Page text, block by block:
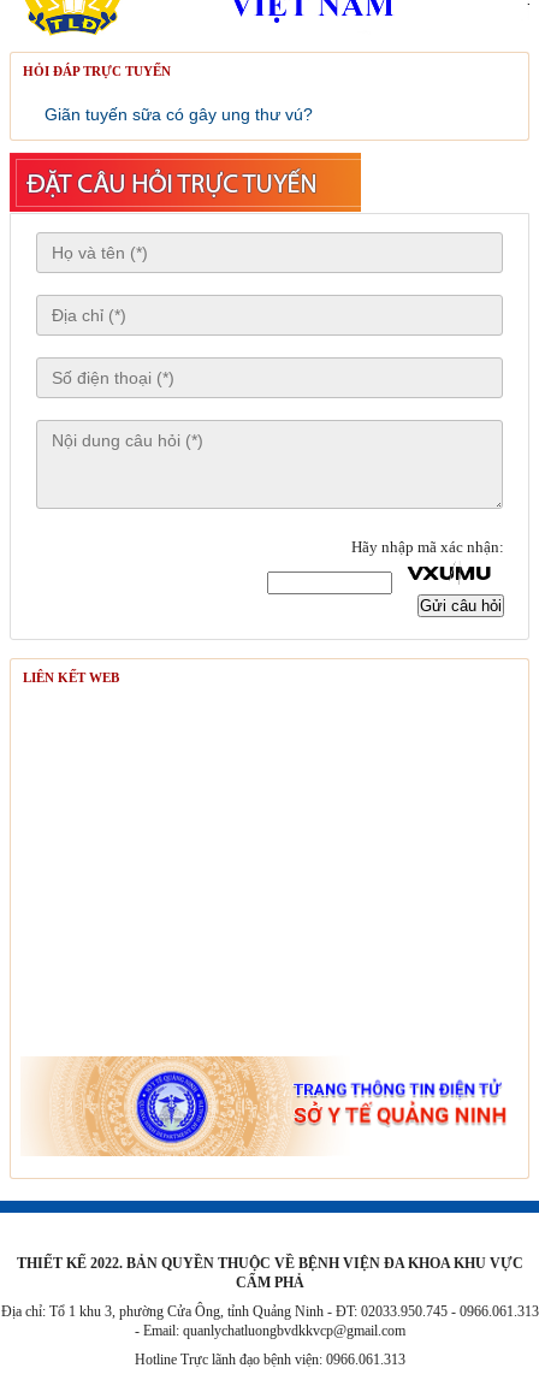
HỎI ĐÁP TRỰC TUYẾN
Giãn tuyến sữa có gây ung thư vú?
Hãy nhập mã xác nhận:
Gửi câu hỏi
LIÊN KẾT WEB
THIẾT KẾ 2022. BẢN QUYỀN THUỘC VỀ BỆNH VIỆN ĐA KHOA KHU VỰC
CẨM PHẢ
Địa chỉ: Tổ 1 khu 3, phường Cửa Ông, tỉnh Quảng Ninh - ĐT: 02033.950.745 - 0966.061.313
- Email: quanlychatluongbvdkkvcp@gmail.com
Hotline Trực lãnh đạo bệnh viện: 0966.061.313